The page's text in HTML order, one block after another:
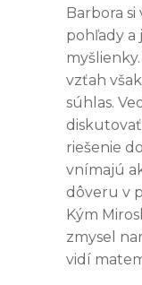
Barbora
pohľady
vzťah
súhlas.
riešenie
vnímajú
dôveru v
Kým
zmysel
vidí